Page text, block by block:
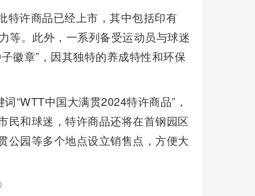
特许商品已经上市，其中包括印有
等。此外，一系列备受运动员与球迷
徽章”，因其独特的养成特性和环保
“WTT中国大满贯2024特许商品”，
民和球迷，特许商品还将在首钢园区
公园等多个地点设立销售点，方便大